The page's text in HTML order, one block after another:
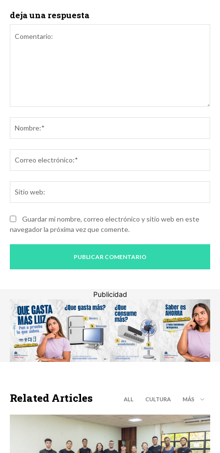
deja una respuesta
Guardar mi nombre, correo electrónico y sitio web en este
navegador la próxima vez que comente.
Publicidad
Related Articles ALL CULTURA MÁS